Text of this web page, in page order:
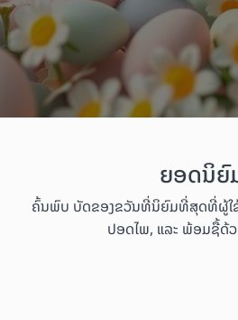
ຍອດນິຍົ
ຄົ້ນພົບ ບັດຂອງຂວັນທີ່ນິຍົມທີ່ສຸດທີ່ຜູ້ໃຊ້
ປອດໄພ, ແລະ ພ້ອມຊື້ດ້